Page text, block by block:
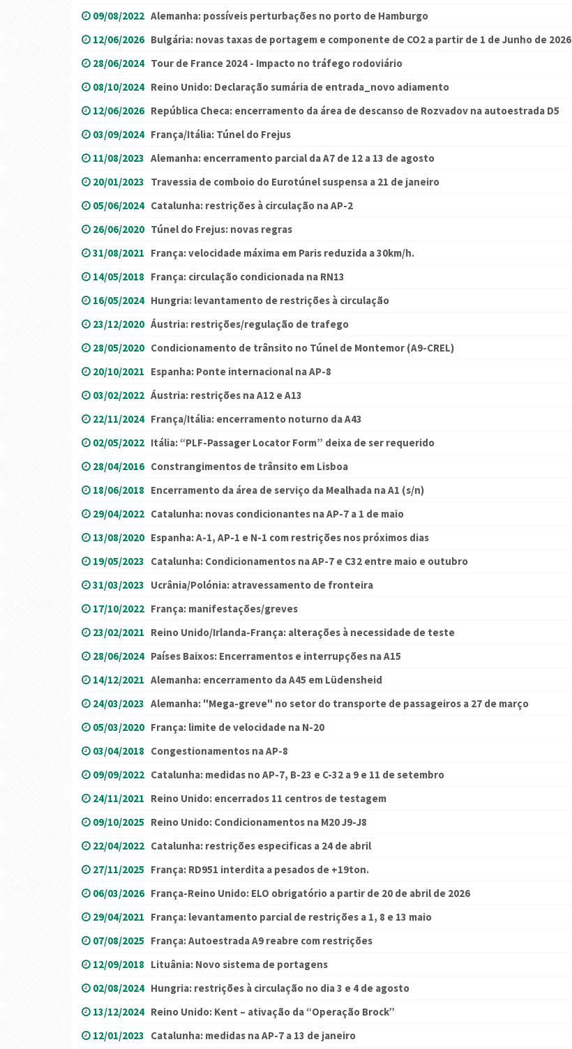
09/08/2022 Alemanha: possíveis perturbações no porto de Hamburgo
12/06/2026 Bulgária: novas taxas de portagem e componente de CO2 a partir de 1 de Junho de 2026
28/06/2024 Tour de France 2024 - Impacto no tráfego rodoviário
08/10/2024 Reino Unido: Declaração sumária de entrada_novo adiamento
12/06/2026 República Checa: encerramento da área de descanso de Rozvadov na autoestrada D5
03/09/2024 França/Itália: Túnel do Frejus
11/08/2023 Alemanha: encerramento parcial da A7 de 12 a 13 de agosto
20/01/2023 Travessia de comboio do Eurotúnel suspensa a 21 de janeiro
05/06/2024 Catalunha: restrições à circulação na AP-2
26/06/2020 Túnel do Frejus: novas regras
31/08/2021 França: velocidade máxima em Paris reduzida a 30km/h.
14/05/2018 França: circulação condicionada na RN13
16/05/2024 Hungria: levantamento de restrições à circulação
23/12/2020 Áustria: restrições/regulação de trafego
28/05/2020 Condicionamento de trânsito no Túnel de Montemor (A9-CREL)
20/10/2021 Espanha: Ponte internacional na AP-8
03/02/2022 Áustria: restrições na A12 e A13
22/11/2024 França/Itália: encerramento noturno da A43
02/05/2022 Itália: “PLF-Passager Locator Form” deixa de ser requerido
28/04/2016 Constrangimentos de trânsito em Lisboa
18/06/2018 Encerramento da área de serviço da Mealhada na A1 (s/n)
29/04/2022 Catalunha: novas condicionantes na AP-7 a 1 de maio
13/08/2020 Espanha: A-1, AP-1 e N-1 com restrições nos próximos dias
19/05/2023 Catalunha: Condicionamentos na AP-7 e C32 entre maio e outubro
31/03/2023 Ucrânia/Polónia: atravessamento de fronteira
17/10/2022 França: manifestações/greves
23/02/2021 Reino Unido/Irlanda-França: alterações à necessidade de teste
28/06/2024 Países Baixos: Encerramentos e interrupções na A15
14/12/2021 Alemanha: encerramento da A45 em Lüdensheid
24/03/2023 Alemanha: "Mega-greve" no setor do transporte de passageiros a 27 de março
05/03/2020 França: limite de velocidade na N-20
03/04/2018 Congestionamentos na AP-8
09/09/2022 Catalunha: medidas no AP-7, B-23 e C-32 a 9 e 11 de setembro
24/11/2021 Reino Unido: encerrados 11 centros de testagem
09/10/2025 Reino Unido: Condicionamentos na M20 J9-J8
22/04/2022 Catalunha: restrições especificas a 24 de abril
27/11/2025 França: RD951 interdita a pesados de +19ton.
06/03/2026 França-Reino Unido: ELO obrigatório a partir de 20 de abril de 2026
29/04/2021 França: levantamento parcial de restrições a 1, 8 e 13 maio
07/08/2025 França: Autoestrada A9 reabre com restrições
12/09/2018 Lituânia: Novo sistema de portagens
02/08/2024 Hungria: restrições à circulação no dia 3 e 4 de agosto
13/12/2024 Reino Unido: Kent – ativação da “Operação Brock”
12/01/2023 Catalunha: medidas na AP-7 a 13 de janeiro